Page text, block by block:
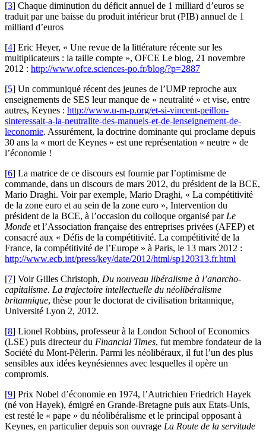
[3] Chaque diminution du déficit annuel de 1 milliard d’euros se
traduit par une baisse du produit intérieur brut (PIB) annuel de 1
milliard d’euros
[4] Eric Heyer, « Une revue de la littérature récente sur les
multiplicateurs : la taille compte », OFCE Le blog, 21 novembre
2012 : http://www.ofce.sciences-po.fr/blog/?p=2887
[5] Un communiqué récent des jeunes de l’UMP reproche aux
enseignements de SES leur manque de « neutralité » et vise, entre
autres, Keynes : http://www.u-m-p.org/et-si-vincent-peillon-
sinteressait-a-la-neutralite-des-manuels-et-de-lenseignement-de-
leconomie. Assurément, la doctrine dominante qui proclame depuis
30 ans la « mort de Keynes » est une représentation « neutre » de
l’économie !
[6] La matrice de ce discours est fournie par l’optimisme de
commande, dans un discours de mars 2012, du président de la BCE,
Mario Draghi. Voir par exemple, Mario Draghi, « La compétitivité
de la zone euro et au sein de la zone euro », Intervention du
président de la BCE, à l’occasion du colloque organisé par Le
Monde et l’Association française des entreprises privées (AFEP) et
consacré aux « Défis de la compétitivité. La compétitivité de la
France, la compétitivité de l’Europe » à Paris, le 13 mars 2012 :
http://www.ecb.int/press/key/date/2012/html/sp120313.fr.html
[7] Voir Gilles Christoph, Du nouveau libéralisme à l’anarcho-
capitalisme. La trajectoire intellectuelle du néolibéralisme
britannique, thèse pour le doctorat de civilisation britannique,
Université Lyon 2, 2012.
[8] Lionel Robbins, professeur à la London School of Economics
(LSE) puis directeur du Financial Times, fut membre fondateur de la
Société du Mont-Pèlerin. Parmi les néolibéraux, il fut l’un des plus
sensibles aux idées keynésiennes avec lesquelles il opère un
compromis.
[9] Prix Nobel d’économie en 1974, l’Autrichien Friedrich Hayek
(né von Hayek), émigré en Grande-Bretagne puis aux Etats-Unis,
est resté le « pape » du néolibéralisme et le principal opposant à
Keynes, en particulier depuis son ouvrage La Route de la servitude